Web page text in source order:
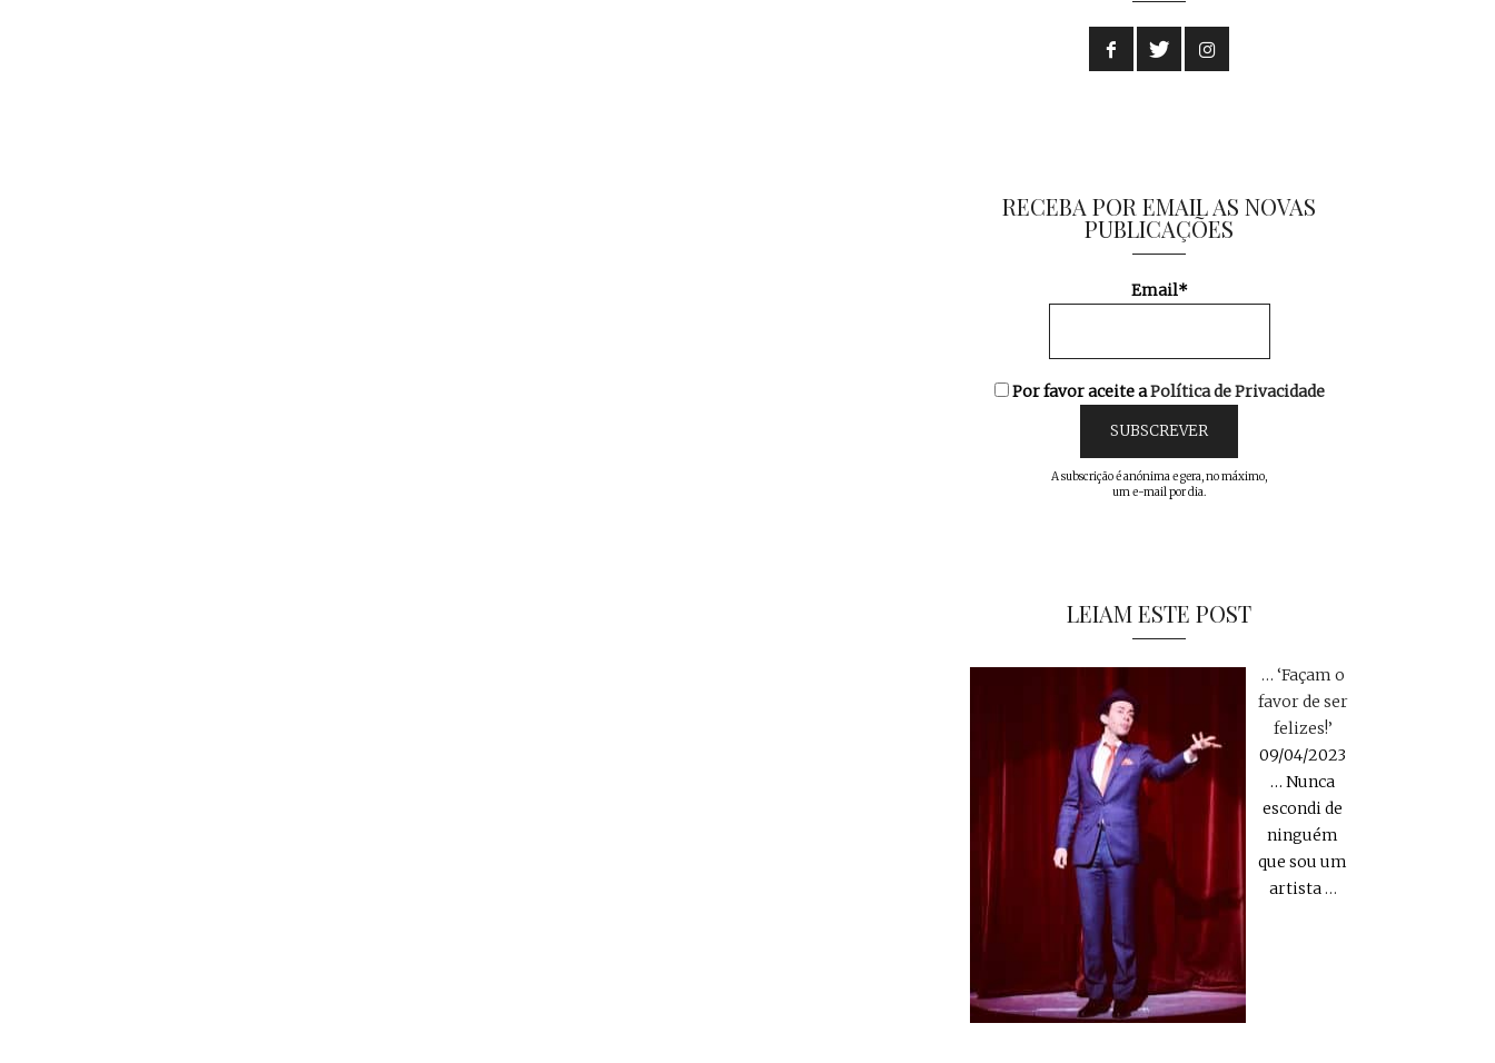
RECEBA POR EMAIL AS NOVAS
PUBLICAÇÕES
Email*
Por favor aceite aPolítica de Privacidade
A subscrição é anónima e gera, no máximo,
um e-mail por dia.
LEIAM ESTE POST
… ‘Façam o
favor de ser
felizes!’
09/04/2023
… Nunca
escondi de
ninguém
que sou um
artista…